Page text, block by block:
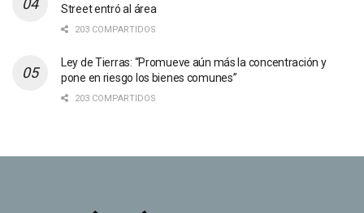
Street entró al área
203 COMPARTIDOS
Ley de Tierras: “Promueve aún más la concentración y
pone en riesgo los bienes comunes”
203 COMPARTIDOS